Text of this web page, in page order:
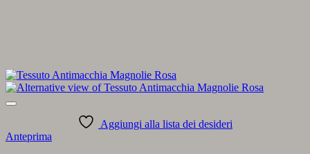
Aggiungi alla lista dei desideri
Anteprima